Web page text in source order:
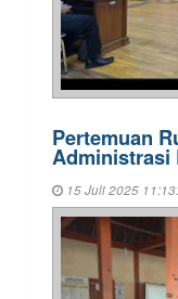
Pertemuan
Administrasi
15 Juli 2025